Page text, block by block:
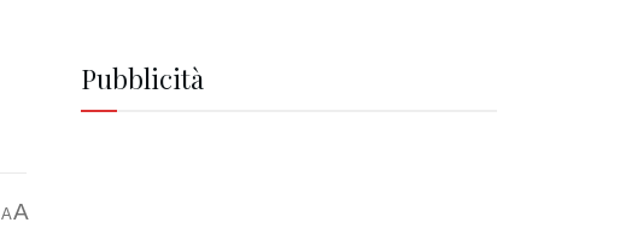
AA
Pubblicità